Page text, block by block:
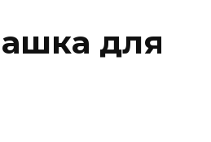
для